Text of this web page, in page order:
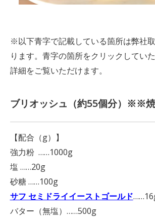
※以下青字で記載している箇所は弊社
ります。青字の箇所をクリックしてい
詳細をご覧いただけます。
ブリオッシュ（約55個分）※※
【配合（g）】
強力粉 ……1000g
塩 ……20g
砂糖 ……100g
サフ セミドライイーストゴールド
バター（無塩）……500g